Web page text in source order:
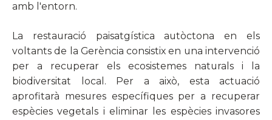
amb l'entorn.
La restauració paisatgística autòctona en els
voltants de la Gerència consistix en una intervenció
per a recuperar els ecosistemes naturals i la
biodiversitat local. Per a això, esta actuació
aprofitarà mesures específiques per a recuperar
espècies vegetals i eliminar les espècies invasores